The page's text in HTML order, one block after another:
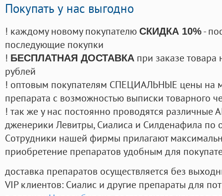
Покупать у нас выгодно
! каждому новому покупателю СКИДКА 10%-
последующие покупки
! БЕСПЛАТНАЯ ДОСТАВКА при заказе
рублей
! оптовым покупателям СПЕЦИАЛЬНЫЕ цены на
препарата с возможностью выписки товарного
! так же у нас постоянно проводятся
дженерики Левитры, Сиалиса и Силденафила по
Cотрудники нашей фирмы прилагают
приобретение препаратов удобным для
доставка препаратов осуществляется без
VIP клиентов: Сиалис и другие препараты для